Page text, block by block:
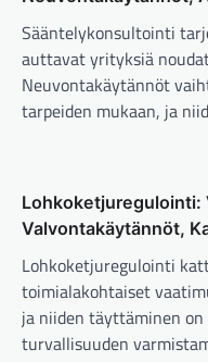
Sääntelykonsultointi
auttavat yrityksiä
Neuvontakäytännöt
tarpeiden mukaan, ja
Lohkoketjuregulointi:
Valvontakäytännöt,
Lohkoketjuregulointi
toimialakohtaiset
ja niiden täyttäminen
turvallisuuden